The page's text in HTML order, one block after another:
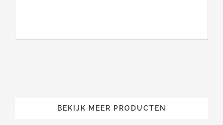
BEKIJK MEER PRODUCTEN